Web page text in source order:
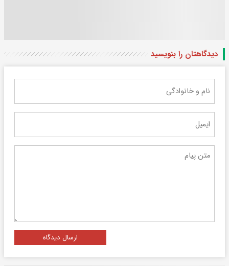
دیدگاهتان را بنویسید
ارسال دیدگاه